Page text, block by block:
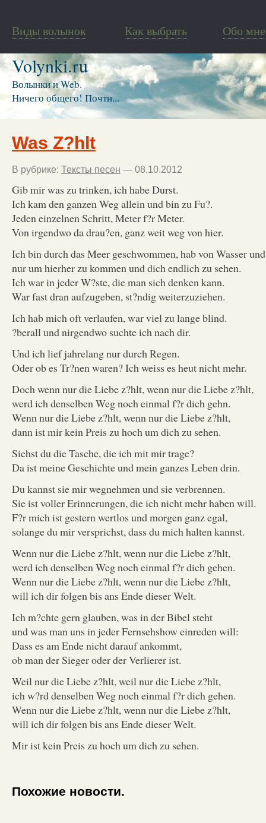
Виды волынок Как выбрать Обо мне
Volynki.ru
Волынки и Web.
Ничего общего! Почти...
Was Z?hlt
В рубрике: Тексты песен — 08.10.2012
Gib mir was zu trinken, ich habe Durst.
Ich kam den ganzen Weg allein und bin zu Fu?.
Jeden einzelnen Schritt, Meter f?r Meter.
Von irgendwo da drau?en, ganz weit weg von hier.
Ich bin durch das Meer geschwommen, hab von Wasser
nur um hierher zu kommen und dich endlich zu sehen.
Ich war in jeder W?ste, die man sich denken kann.
War fast dran aufzugeben, st?ndig weiterzuziehen.
Ich hab mich oft verlaufen, war viel zu lange blind.
?berall und nirgendwo suchte ich nach dir.
Und ich lief jahrelang nur durch Regen.
Oder ob es Tr?nen waren? Ich weiss es heut nicht mehr.
Doch wenn nur die Liebe z?hlt, wenn nur die Liebe z?hlt,
werd ich denselben Weg noch einmal f?r dich gehn.
Wenn nur die Liebe z?hlt, wenn nur die Liebe z?hlt,
dann ist mir kein Preis zu hoch um dich zu sehen.
Siehst du die Tasche, die ich mit mir trage?
Da ist meine Geschichte und mein ganzes Leben drin.
Du kannst sie mir wegnehmen und sie verbrennen.
Sie ist voller Erinnerungen, die ich nicht mehr haben will.
F?r mich ist gestern wertlos und morgen ganz egal,
solange du mir versprichst, dass du mich halten kannst.
Wenn nur die Liebe z?hlt, wenn nur die Liebe z?hlt,
werd ich denselben Weg noch einmal f?r dich gehen.
Wenn nur die Liebe z?hlt, wenn nur die Liebe z?hlt,
will ich dir folgen bis ans Ende dieser Welt.
Ich m?chte gern glauben, was in der Bibel steht
und was man uns in jeder Fernsehshow einreden will:
Dass es am Ende nicht darauf ankommt,
ob man der Sieger oder der Verlierer ist.
Weil nur die Liebe z?hlt, weil nur die Liebe z?hlt,
ich w?rd denselben Weg noch einmal f?r dich gehen.
Wenn nur die Liebe z?hlt, wenn nur die Liebe z?hlt,
will ich dir folgen bis ans Ende dieser Welt.
Mir ist kein Preis zu hoch um dich zu sehen.
Похожие новости.